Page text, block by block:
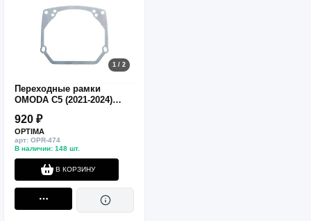
1 / 2
Переходные рамки
OMODA C5 (2021-2024)
920 ₽
OPTIMA
арт: OPR-474
В наличии: 148 шт.
В КОРЗИНУ